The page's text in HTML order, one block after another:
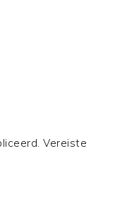
Vereiste